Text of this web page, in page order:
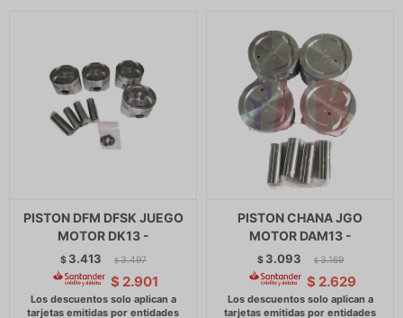
PISTON DFM DFSK JUEGO
MOTOR DK13 -
$ 3.413 $ 3.497
$ 2.901
PISTON CHANA JGO
MOTOR DAM13 -
$ 3.093 $ 3.169
$ 2.629